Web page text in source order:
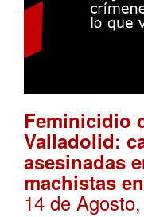
Feminicidio
Valladolid:
asesinadas
machistas
14 de